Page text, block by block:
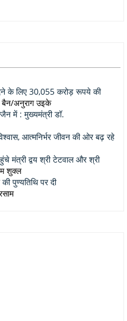
के लिए 30,055 करोड़ रूपये की
अनुराग उइके
में : मुख्यमंत्री डॉ.
आत्मनिर्भर जीवन की ओर बढ़ रहे
मंत्री द्वय श्री टेटवाल और श्री
शुक्ल
पुण्यतिथि पर दी